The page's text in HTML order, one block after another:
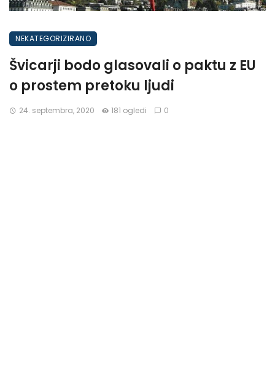
NEKATEGORIZIRANO
Švicarji bodo glasovali o paktu z EU
o prostem pretoku ljudi
24. septembra, 2020 181 ogledi 0